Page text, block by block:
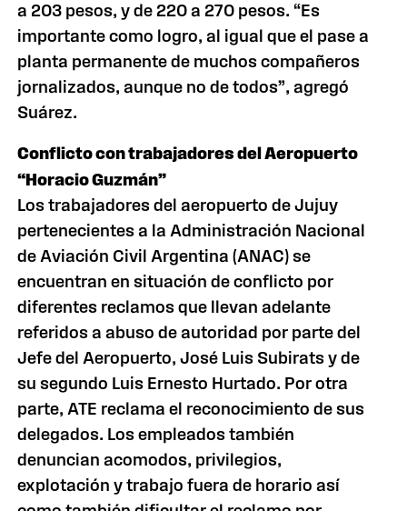
a 203 pesos, y de 220 a 270 pesos. “Es
importante como logro, al igual que el pase a
planta permanente de muchos compañeros
jornalizados, aunque no de todos”, agregó
Suárez.
Conflicto con trabajadores del Aeropuerto
“Horacio Guzmán”
Los trabajadores del aeropuerto de Jujuy
pertenecientes a la Administración Nacional
de Aviación Civil Argentina (ANAC) se
encuentran en situación de conflicto por
diferentes reclamos que llevan adelante
referidos a abuso de autoridad por parte del
Jefe del Aeropuerto, José Luis Subirats y de
su segundo Luis Ernesto Hurtado. Por otra
parte, ATE reclama el reconocimiento de sus
delegados. Los empleados también
denuncian acomodos, privilegios,
explotación y trabajo fuera de horario así